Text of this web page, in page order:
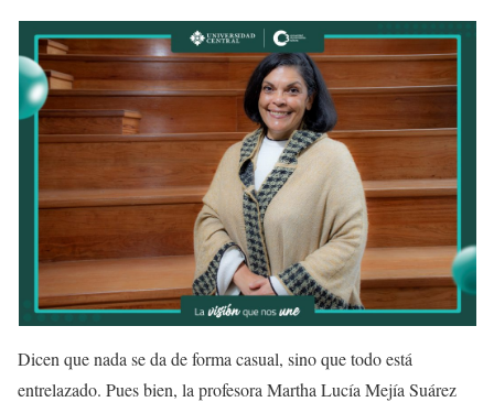
Dicen que nada se da de forma casual, sino que todo está
entrelazado. Pues bien, la profesora Martha Lucía Mejía Suárez